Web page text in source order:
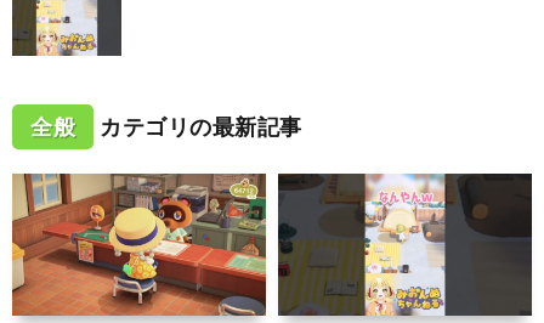
全般 カテゴリの最新記事